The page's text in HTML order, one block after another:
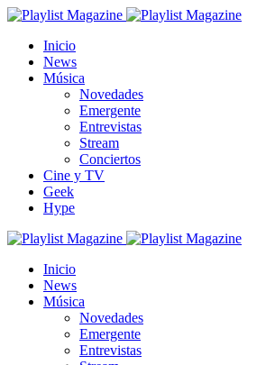
Inicio
News
Música
Novedades
Emergente
Entrevistas
Stream
Conciertos
Cine y TV
Geek
Hype
Inicio
News
Música
Novedades
Emergente
Entrevistas